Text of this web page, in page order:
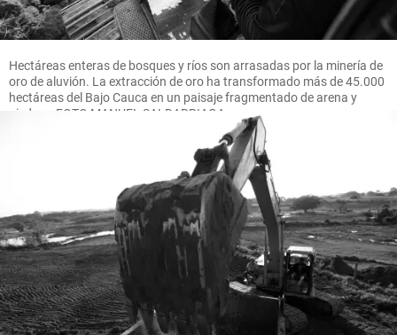
Hectáreas enteras de bosques y ríos son arrasadas por la minería de
oro de aluvión. La extracción de oro ha transformado más de 45.000
hectáreas del Bajo Cauca en un paisaje fragmentado de arena y
piedras. FOTO MANUEL SALDARRIAGA